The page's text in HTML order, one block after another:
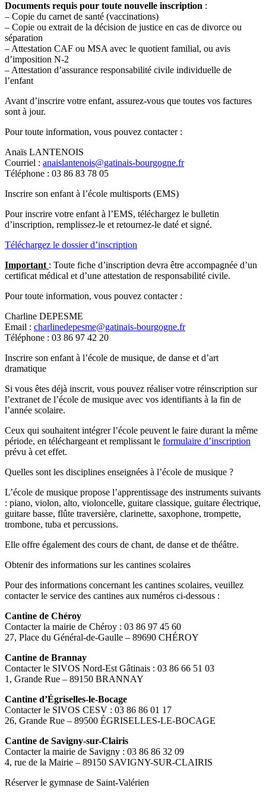
Documents requis pour toute nouvelle inscription :
– Copie du carnet de santé (vaccinations)
– Copie ou extrait de la décision de justice en cas de divorce ou
séparation
– Attestation CAF ou MSA avec le quotient familial, ou avis
d’imposition N-2
– Attestation d’assurance responsabilité civile individuelle de
l’enfant
Avant d’inscrire votre enfant, assurez-vous que toutes vos factures
sont à jour.
Pour toute information, vous pouvez contacter :
Anaïs LANTENOIS
Courriel : anaislantenois@gatinais-bourgogne.fr
Téléphone : 03 86 83 78 05
Inscrire son enfant à l’école multisports (EMS)
Pour inscrire votre enfant à l’EMS, téléchargez le bulletin
d’inscription, remplissez-le et retournez-le daté et signé.
Téléchargez le dossier d’inscription
Important : Toute fiche d’inscription devra être accompagnée d’un
certificat médical et d’une attestation de responsabilité civile.
Pour toute information, vous pouvez contacter :
Charline DEPESME
Email : charlinedepesme@gatinais-bourgogne.fr
Téléphone : 03 86 97 42 20
Inscrire son enfant à l’école de musique, de danse et d’art
dramatique
Si vous êtes déjà inscrit, vous pouvez réaliser votre réinscription sur
l’extranet de l’école de musique avec vos identifiants à la fin de
l’année scolaire.
Ceux qui souhaitent intégrer l’école peuvent le faire durant la même
période, en téléchargeant et remplissant le formulaire d’inscription
prévu à cet effet.
Quelles sont les disciplines enseignées à l’école de musique ?
L’école de musique propose l’apprentissage des instruments suivants
: piano, violon, alto, violoncelle, guitare classique, guitare électrique,
guitare basse, flûte traversière, clarinette, saxophone, trompette,
trombone, tuba et percussions.
Elle offre également des cours de chant, de danse et de théâtre.
Obtenir des informations sur les cantines scolaires
Pour des informations concernant les cantines scolaires, veuillez
contacter le service des cantines aux numéros ci-dessous :
Cantine de Chéroy
Contacter la mairie de Chéroy : 03 86 97 45 60
27, Place du Général-de-Gaulle – 89690 CHÉROY
Cantine de Brannay
Contacter le SIVOS Nord-Est Gâtinais : 03 86 66 51 03
1, Grande Rue – 89150 BRANNAY
Cantine d’Égriselles-le-Bocage
Contacter le SIVOS CESV : 03 86 86 01 17
26, Grande Rue – 89500 ÉGRISELLES-LE-BOCAGE
Cantine de Savigny-sur-Clairis
Contacter la mairie de Savigny : 03 86 86 32 09
4, rue de la Mairie – 89150 SAVIGNY-SUR-CLAIRIS
Réserver le gymnase de Saint-Valérien